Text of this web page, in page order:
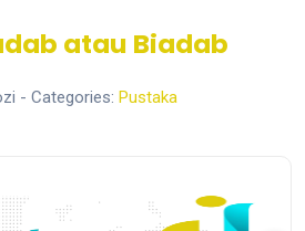
atau Biadab
- Categories: Pustaka